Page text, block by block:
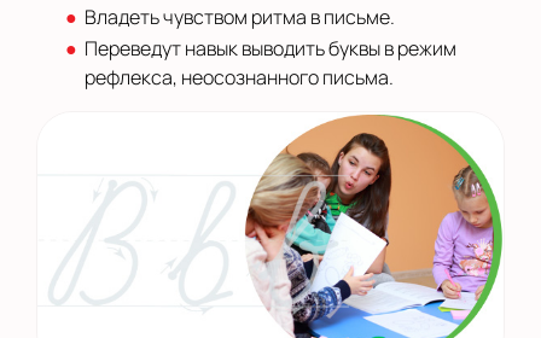
Владеть чувством ритма в письме.
Переведут навык выводить буквы в режим
рефлекса, неосознанного письма.